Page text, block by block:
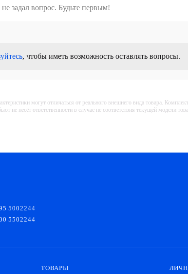
задал вопрос. Будьте первым!
, чтобы иметь возможность оставлять вопросы.
могут отличаться от реального внешнего вида товара.
не несёт ответственности в случае не соответствия текущей модели
5002244
5502244
ТОВАРЫ